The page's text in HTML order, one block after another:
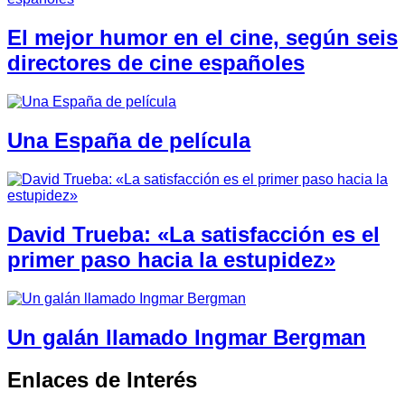
El mejor humor en el cine, según seis
directores de cine españoles
Una España de película
David Trueba: «La satisfacción es el
primer paso hacia la estupidez»
Un galán llamado Ingmar Bergman
Enlaces de Interés